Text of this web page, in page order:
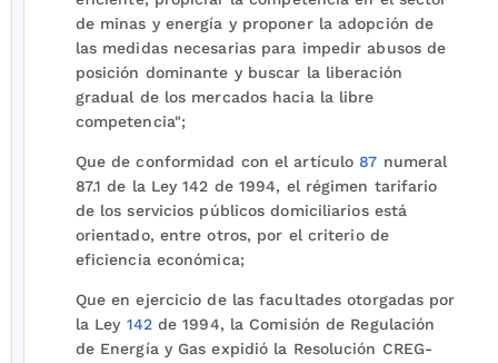
de minas y energía y proponer la adopción de
las medidas necesarias para impedir abusos de
posición dominante y buscar la liberación
gradual de los mercados hacia la libre
competencia";
Que de conformidad con el artículo 87 numeral
87.1 de la Ley 142 de 1994, el régimen tarifario
de los servicios públicos domiciliarios está
orientado, entre otros, por el criterio de
eficiencia económica;
Que en ejercicio de las facultades otorgadas por
la Ley 142de 1994, la Comisión de Regulación
de Energía y Gas expidió la Resolución CREG-